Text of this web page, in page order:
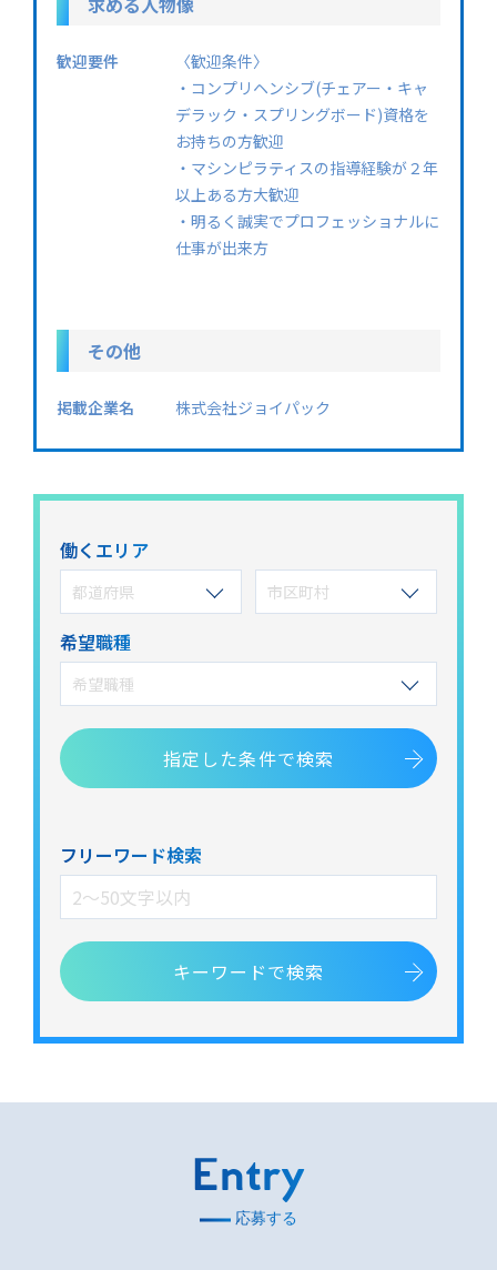
働くエリア
都道府県 市区町村
希望職種
希望職種
指定した条件で検索
フリーワード検索
キーワードで検索
歓迎要件
〈歓迎条件〉
・コンプリヘンシブ(チェアー・キャ
デラック・スプリングボード)資格を
お持ちの方歓迎
・マシンピラティスの指導経験が２年
以上ある方大歓迎
・明るく誠実でプロフェッショナルに
仕事が出来方
その他
掲載企業名 株式会社ジョイパック
Entry
応募する